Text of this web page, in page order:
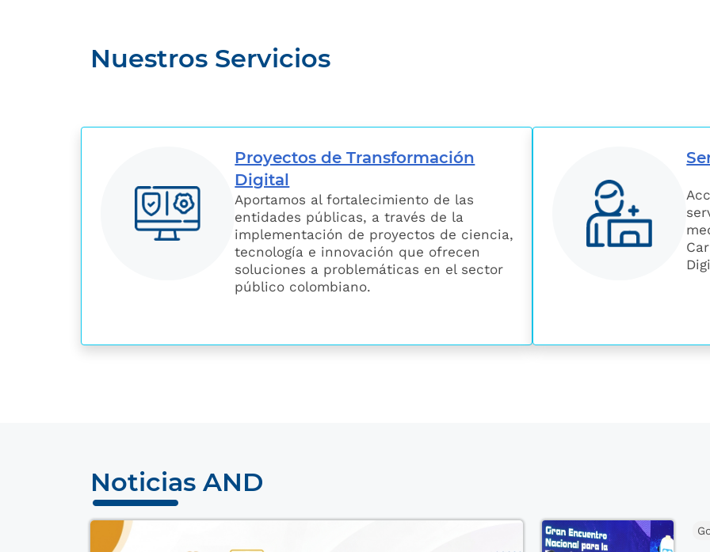
Nuestros Servicios
Proyectos de Transformación
Digital
Aportamos al fortalecimiento de las
entidades públicas, a través de la
implementación de proyectos de ciencia,
tecnología e innovación que ofrecen
soluciones a problemáticas en el sector
público colombiano.
Noticias AND